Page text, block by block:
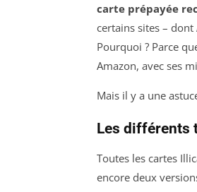
carte prépayée
certains sites –
Pourquoi ? Parce
Amazon, avec ses
Mais il y a une
Les différents
Toutes les cartes
encore deux